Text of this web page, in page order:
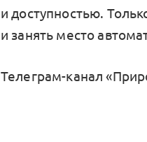
и доступностью.
и занять место
Телеграм-канал